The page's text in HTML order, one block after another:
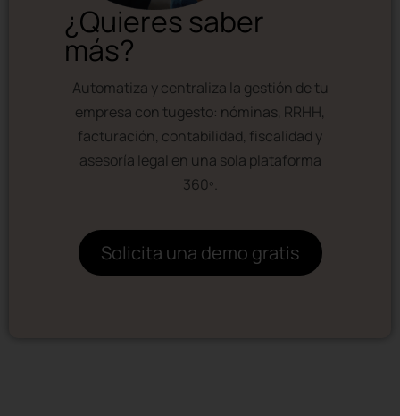
¿Quieres saber
más?
Automatiza y centraliza la gestión de tu
empresa con tugesto: nóminas, RRHH,
facturación, contabilidad, fiscalidad y
asesoría legal en una sola plataforma
360º.
Solicita una demo gratis